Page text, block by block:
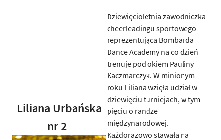
Liliana Urbańska
nr 2
Dziewięcioletnia zawodniczka
cheerleadingu sportowego
reprezentująca Bombarda
Dance Academy na co dzień
trenuje pod okiem Pauliny
Kaczmarczyk. W minionym
roku Liliana wzięła udział w
dziewięciu turniejach, w tym
pięciu o randze
międzynarodowej.
Każdorazowo stawała na